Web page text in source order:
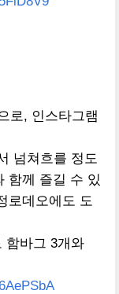
로, 인스타그램
넘쳐흐를 정도
함께 즐길 수 있
로데오에도 도
함바그 3개와